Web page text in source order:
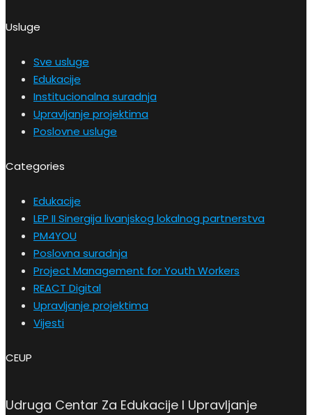
Usluge
Sve usluge
Edukacije
Institucionalna suradnja
Upravljanje projektima
Poslovne usluge
Categories
Edukacije
LEP II Sinergija livanjskog lokalnog partnerstva
PM4YOU
Poslovna suradnja
Project Management for Youth Workers
REACT Digital
Upravljanje projektima
Vijesti
CEUP
Udruga Centar Za Edukacije I Upravljanje